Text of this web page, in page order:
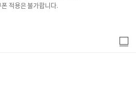
폰 적용은 불가합니다.